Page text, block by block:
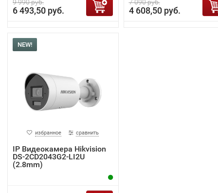
9 990 руб.
6 493,50 руб.
7 090 руб.
4 608,50 руб.
NEW!
избранное сравнить
IP Видеокамера Hikvision
DS-2CD2043G2-LI2U
(2.8mm)